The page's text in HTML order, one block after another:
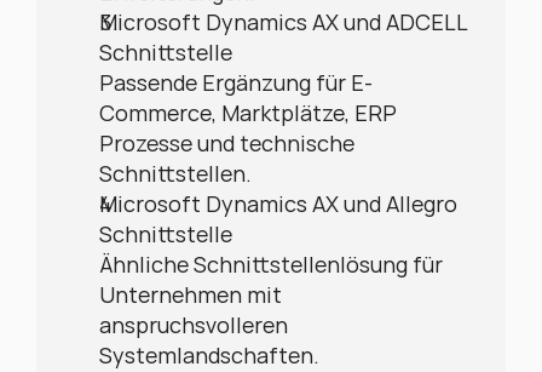
Microsoft Dynamics AX und ADCELL
Schnittstelle
Passende Ergänzung für E-
Commerce, Marktplätze, ERP
Prozesse und technische
Schnittstellen.
Microsoft Dynamics AX und Allegro
Schnittstelle
Ähnliche Schnittstellenlösung für
Unternehmen mit
anspruchsvolleren
Systemlandschaften.